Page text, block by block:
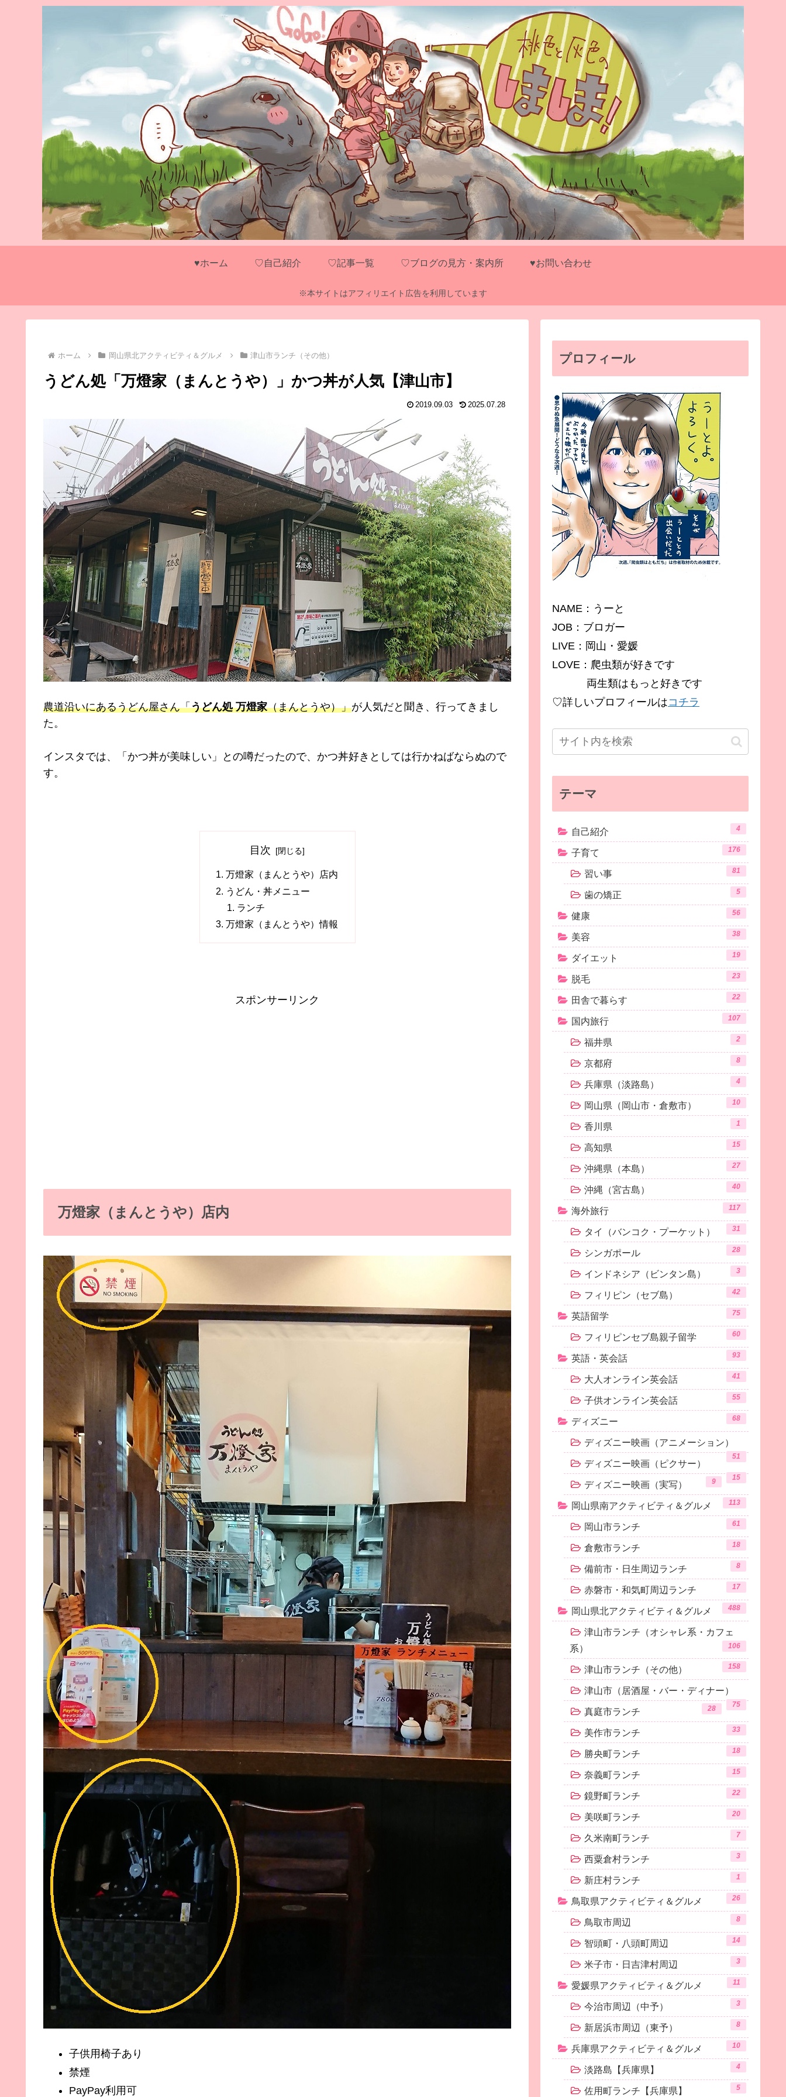
♥ホーム ♡自己紹介 ♡記事一覧 ♡ブログの見方・案内所 ♥お問い合わせ
※本サイトはアフィリエイト広告を利用しています
ホーム 岡山県北アクティビティ＆グルメ 津山市ランチ（その他）
うどん処「万燈家（まんとうや）」かつ丼が人気【津山市】
2019.09.03 2025.07.28
農道沿いにあるうどん屋さん「うどん処 万燈家（まんとうや）」が人気だと聞き、行ってきまし
た。
インスタでは、「かつ丼が美味しい」との噂だったので、かつ丼好きとしては行かねばならぬので
す。
目次
万燈家（まんとうや）店内
うどん・丼メニュー
ランチ
万燈家（まんとうや）情報
スポンサーリンク
万燈家（まんとうや）店内
子供用椅子あり
禁煙
PayPay利用可
プロフィール
NAME：うーと
JOB：ブロガー
LIVE：岡山・愛媛
LOVE：爬虫類が好きです
両生類はもっと好きです
♡詳しいプロフィールはコチラ
テーマ
自己紹介 4
子育て 176
習い事 81
歯の矯正 5
健康 56
美容 38
ダイエット 19
脱毛 23
田舎で暮らす 22
国内旅行 107
福井県 2
京都府 8
兵庫県（淡路島） 4
岡山県（岡山市・倉敷市） 10
香川県 1
高知県 15
沖縄県（本島） 27
沖縄（宮古島） 40
海外旅行 117
タイ（バンコク・プーケット） 31
シンガポール 28
インドネシア（ビンタン島） 3
フィリピン（セブ島） 42
英語留学 75
フィリピンセブ島親子留学 60
英語・英会話 93
大人オンライン英会話 41
子供オンライン英会話 55
ディズニー 68
ディズニー映画（アニメーション）
51
ディズニー映画（ピクサー）
15
ディズニー映画（実写） 9
岡山県南アクティビティ＆グルメ 113
岡山市ランチ 61
倉敷市ランチ 18
備前市・日生周辺ランチ 8
赤磐市・和気町周辺ランチ 17
岡山県北アクティビティ＆グルメ 488
津山市ランチ（オシャレ系・カフェ
系）
106
津山市ランチ（その他） 158
津山市（居酒屋・バー・ディナー）
75
真庭市ランチ 28
美作市ランチ 33
勝央町ランチ 18
奈義町ランチ 15
鏡野町ランチ 22
美咲町ランチ 20
久米南町ランチ 7
西粟倉村ランチ 3
新庄村ランチ 1
鳥取県アクティビティ＆グルメ 26
鳥取市周辺 8
智頭町・八頭町周辺 14
米子市・日吉津村周辺 3
愛媛県アクティビティ＆グルメ 11
今治市周辺（中予） 3
新居浜市周辺（東予） 8
兵庫県アクティビティ＆グルメ 10
淡路島【兵庫県】 4
佐用町ランチ【兵庫県】 5